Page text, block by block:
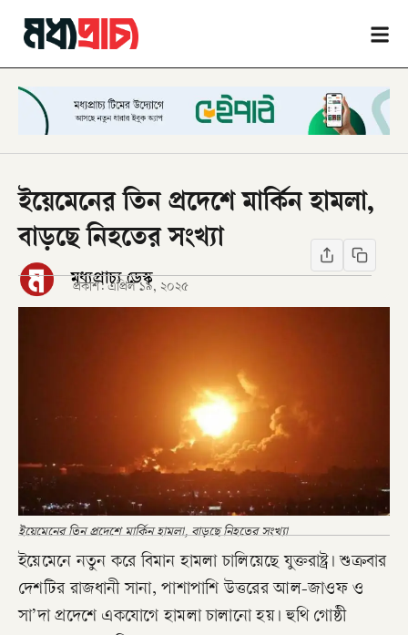
ইয়েমেনের তিন প্রদেশে মার্কিন হামলা,
বাড়ছে নিহতের সংখ্যা
মধ্যপ্রাচ্য ডেস্ক
প্রকাশ: এপ্রিল ১৯, ২০২৫
ইয়েমেনের তিন প্রদেশে মার্কিন হামলা, বাড়ছে নিহতের সংখ্যা
ইয়েমেনে নতুন করে বিমান হামলা চালিয়েছে যুক্তরাষ্ট্র। শুক্রবার
দেশটির রাজধানী সানা, পাশাপাশি উত্তরের আল-জাওফ ও
সা’দা প্রদেশে একযোগে হামলা চালানো হয়। হুথি গোষ্ঠী